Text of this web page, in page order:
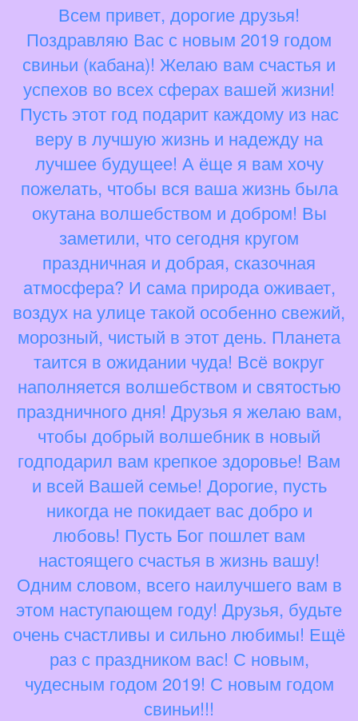
Всем привет, дорогие друзья!
Поздравляю Вас с новым 2019 годом
свиньи (кабана)! Желаю вам счастья и
успехов во всех сферах вашей жизни!
Пусть этот год подарит каждому из нас
веру в лучшую жизнь и надежду на
лучшее будущее! А ёще я вам хочу
пожелать, чтобы вся ваша жизнь была
окутана волшебством и добром! Вы
заметили, что сегодня кругом
праздничная и добрая, сказочная
атмосфера? И сама природа оживает,
воздух на улице такой особенно свежий,
морозный, чистый в этот день. Планета
таится в ожидании чуда! Всё вокруг
наполняется волшебством и святостью
праздничного дня! Друзья я желаю вам,
чтобы добрый волшебник в новый
годподарил вам крепкое здоровье! Вам
и всей Вашей семье! Дорогие, пусть
никогда не покидает вас добро и
любовь! Пусть Бог пошлет вам
настоящего счастья в жизнь вашу!
Одним словом, всего наилучшего вам в
этом наступающем году! Друзья, будьте
очень счастливы и сильно любимы! Ещё
раз с праздником вас! С новым,
чудесным годом 2019! С новым годом
свиньи!!!